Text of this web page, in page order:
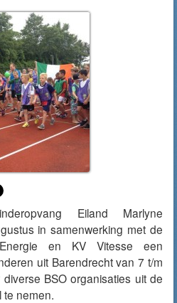
Eiland Marlyne
in samenwerking met de
en KV Vitesse een
uit Barendrecht van 7 t/m
BSO organisaties uit de
te nemen.